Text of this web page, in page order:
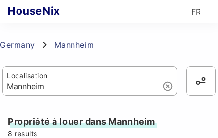
FR
Germany Mannheim
Localisation
Propriété à louer dans Mannheim
8 results